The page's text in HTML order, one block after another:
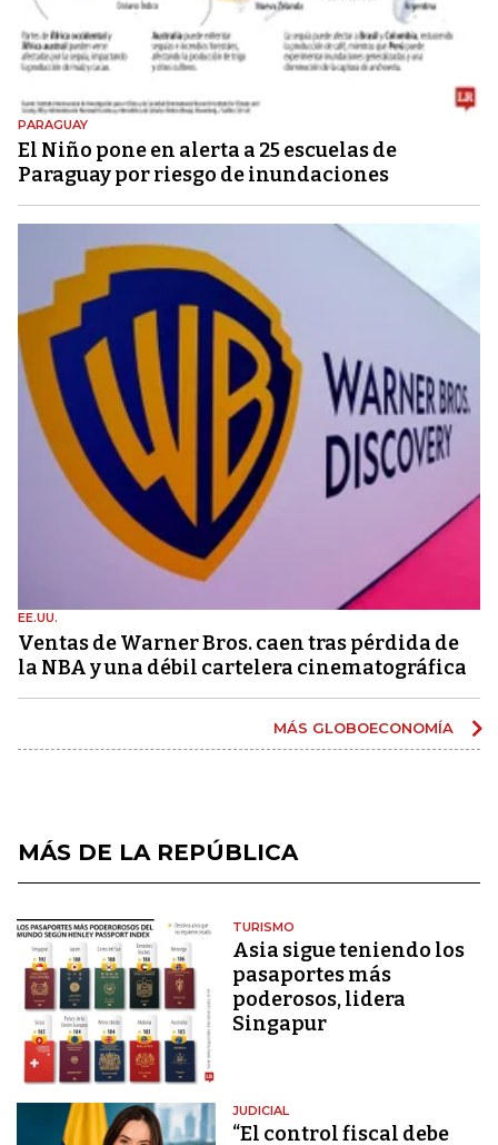
PARAGUAY
El Niño pone en alerta a 25 escuelas de
Paraguay por riesgo de inundaciones
EE.UU.
Ventas de Warner Bros. caen tras pérdida de
la NBA y una débil cartelera cinematográfica
MÁS GLOBOECONOMÍA
MÁS DE LA REPÚBLICA
TURISMO
Asia sigue teniendo los
pasaportes más
poderosos, lidera
Singapur
JUDICIAL
“El control fiscal debe